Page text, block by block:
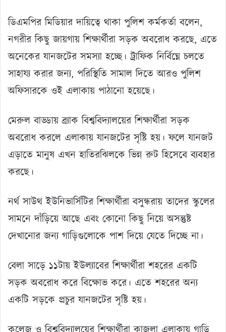
ডিএমপির মিডিয়ার দায়িত্বে থাকা পুলিশ কর্মকর্তা বলেন,
নগরীর কিছু জায়গায় শিক্ষার্থীরা সড়ক অবরোধ করছে, এতে
অনেকের যানজটের সমস্যা হচ্ছে। ট্রাফিক নির্বিঘ্নে চলতে
সাহায্য করার জন্য, পরিস্থিতি সামাল দিতে আরও পুলিশ
অফিসারকে ওই এলাকায় পাঠানো হয়েছে।
মেরুল বাড্ডায় ব্র্যাক বিশ্ববিদ্যালয়ের শিক্ষার্থীরা সড়ক
অবরোধ করলে এলাকায় যানজটের সৃষ্টি হয়। ফলে যানজট
এড়াতে মানুষ এখন হাতিরঝিলকে ভিন্ন রুট হিসেবে ব্যবহার
করছে।
নর্থ সাউথ ইউনিভার্সিটির শিক্ষার্থীরা বসুন্ধরায় তাদের স্কুলের
সামনে দাঁড়িয়ে আছে এবং কোনো কিছু নিয়ে অসন্তুষ্ট
দেখানোর জন্য গাড়িগুলোকে পাশ দিয়ে যেতে দিচ্ছে না।
বেলা সাড়ে ১১টায় ইউল্যাবের শিক্ষার্থীরা শহরের একটি
সড়ক অবরোধ করে বিক্ষোভ করে। এতে শহরের অন্য
একটি সড়কে প্রচুর যানজটের সৃষ্টি হয়।